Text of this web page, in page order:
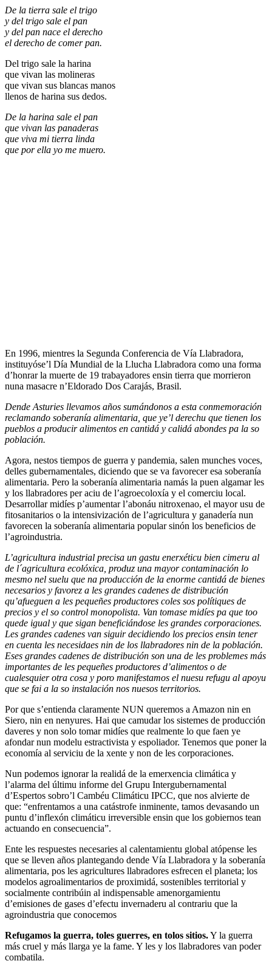
De la tierra sale el trigo
y del trigo sale el pan
y del pan nace el derecho
el derecho de comer pan.
Del trigo sale la harina
que vivan las molineras
que vivan sus blancas manos
llenos de harina sus dedos.
De la harina sale el pan
que vivan las panaderas
que viva mi tierra linda
que por ella yo me muero.
En 1996, mientres la Segunda Conferencia de Vía Llabradora,
instituyóse’l Día Mundial de la Llucha Llabradora como una forma
d’honrar la muerte de 19 trabayadores ensin tierra que morrieron
nuna masacre n’Eldorado Dos Carajás, Brasil.
Dende Asturies llevamos años sumándonos a esta conmemoración
reclamando soberanía alimentaria, que ye’l derechu que tienen los
pueblos a producir alimentos en cantidá y calidá abondes pa la so
población.
Agora, nestos tiempos de guerra y pandemia, salen munches voces,
delles gubernamentales, diciendo que se va favorecer esa soberanía
alimentaria. Pero la soberanía alimentaria namás la puen algamar les
y los llabradores per aciu de l’agroecoloxía y el comerciu local.
Desarrollar midíes p’aumentar l’abonáu nitroxenao, el mayor usu de
fitosanitarios o la intensivización de l’agricultura y ganadería nun
favorecen la soberanía alimentaria popular sinón los beneficios de
l’agroindustria.
L’agricultura industrial precisa un gastu enerxéticu bien cimeru al
de l´agricultura ecolóxica, produz una mayor contaminación lo
mesmo nel suelu que na producción de la enorme cantidá de bienes
necesarios y favorez a les grandes cadenes de distribución
qu’afueguen a les pequeñes productores coles sos polítiques de
precios y el so control monopolista. Van tomase midíes pa que too
quede igual y que sigan beneficiándose les grandes corporaciones.
Les grandes cadenes van siguir decidiendo los precios ensin tener
en cuenta les necesidaes nin de los llabradores nin de la población.
Eses grandes cadenes de distribución son una de les problemes más
importantes de les pequeñes productores d’alimentos o de
cualesquier otra cosa y poro manifestamos el nuesu refugu al apoyu
que se fai a la so instalación nos nuesos territorios.
Por que s’entienda claramente NUN queremos a Amazon nin en
Siero, nin en nenyures. Hai que camudar los sistemes de producción
daveres y non solo tomar midíes que realmente lo que faen ye
afondar nun modelu estractivista y espoliador. Tenemos que poner la
economía al serviciu de la xente y non de les corporaciones.
Nun podemos ignorar la realidá de la emerxencia climática y
l’alarma del últimu informe del Grupu Intergubernamental
d’Espertos sobro’l Cambéu Climáticu IPCC, que nos alvierte de
que: “enfrentamos a una catástrofe inminente, tamos devasando un
puntu d’inflexón climáticu irreversible ensin que los gobiernos tean
actuando en consecuencia”.
Ente les respuestes necesaries al calentamientu global atópense les
que se lleven años plantegando dende Vía Llabradora y la soberanía
alimentaria, pos les agricultures llabradores esfrecen el planeta; los
modelos agroalimentarios de proximidá, sostenibles territorial y
socialmente contribúin al indispensable amenorgamientu
d’emisiones de gases d’efectu invernaderu al contrariu que la
agroindustria que conocemos
Refugamos la guerra, toles guerres, en tolos sitios.Y la guerra
más cruel y más llarga ye la fame. Y les y los llabradores van poder
combatila.